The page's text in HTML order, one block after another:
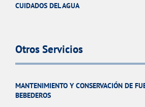
CUIDADOS DEL AGUA
Otros Servicios
MANTENIMIENTO Y CONSERVACIÓN DE
BEBEDEROS